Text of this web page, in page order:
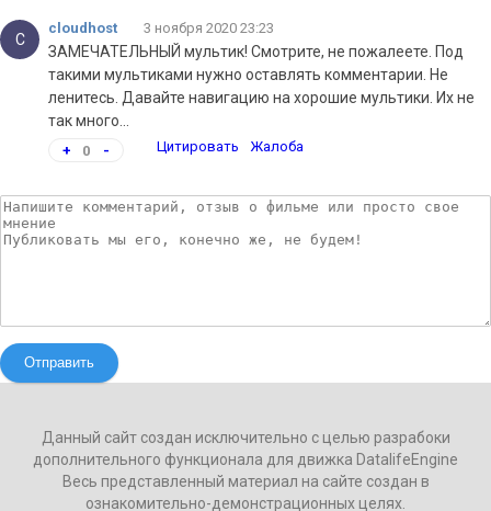
C
cloudhost 3 ноября 2020 23:23
ЗАМЕЧАТЕЛЬНЫЙ мультик! Смотрите, не пожалеете. Под
такими мультиками нужно оставлять комментарии. Не
ленитесь. Давайте навигацию на хорошие мультики. Их не
так много...
+ 0 - Цитировать Жалоба
Отправить
Данный сайт создан исключительно с целью разрабоки
дополнительного функционала для движка DatalifeEngine
Весь представленный материал на сайте создан в
ознакомительно-демонстрационных целях.